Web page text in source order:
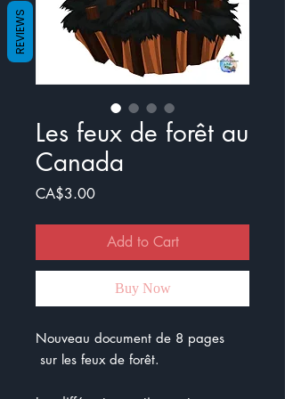
Les feux de forêt au
Canada
CA$3.00Price
Add to Cart
Buy Now
Nouveau document de 8 pages
sur les feux de forêt.
REVIEWS